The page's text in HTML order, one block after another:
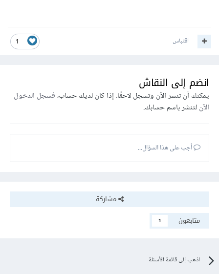
1 اقتباس
انضم إلى النقاش
يمكنك أن تنشر الآن وتسجل لاحقًا. إذا كان لديك حساب،فسجل الدخول
الآنلتنشر باسم حسابك.
أجب على هذا السؤال...
مشاركة
متابعون
1
اذهب إلى قائمة الأسئلة